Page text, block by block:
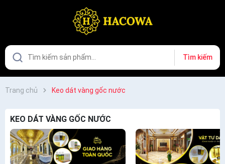
Tìm kiếm
Trang chủ Keo dát vàng gốc nước
KEO DÁT VÀNG GỐC NƯỚC